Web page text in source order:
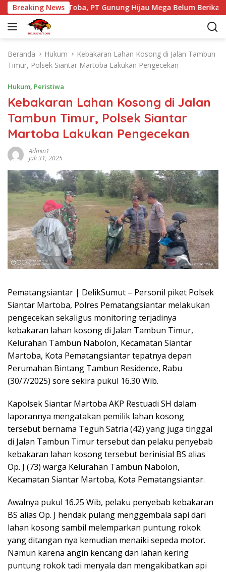
a
Breaking News
Tao Toba, PT Gunung Hijau Mega Belum Berikan
Beranda Hukum
Kebakaran Lahan Kosong di Jalan Tambun
Timur, Polsek Siantar Martoba Lakukan Pengecekan
Hukum, Peristiwa
Kebakaran Lahan Kosong di Jalan
Tambun Timur, Polsek Siantar
Martoba Lakukan Pengecekan
Admin1
Juli 31, 2025
Pematangsiantar | DelikSumut – Personil piket Polsek
Siantar Martoba, Polres Pematangsiantar melakukan
pengecekan sekaligus monitoring terjadinya
kebakaran lahan kosong di Jalan Tambun Timur,
Kelurahan Tambun Nabolon, Kecamatan Siantar
Martoba, Kota Pematangsiantar tepatnya depan
Perumahan Bintang Tambun Residence, Rabu
(30/7/2025) sore sekira pukul 16.30 Wib.
Kapolsek Siantar Martoba AKP Restuadi SH dalam
laporannya mengatakan pemilik lahan kosong
tersebut bernama Teguh Satria (42) yang juga tinggal
di Jalan Tambun Timur tersebut dan pelaku penyebab
kebakaran lahan kosong tersebut berinisial BS alias
Op. J (73) warga Kelurahan Tambun Nabolon,
Kecamatan Siantar Martoba, Kota Pematangsiantar.
Awalnya pukul 16.25 Wib, pelaku penyebab kebakaran
BS alias Op. J hendak pulang menggembala sapi dari
lahan kosong sambil melemparkan puntung rokok
yang ditangan nya kemudian menaiki sepeda motor.
Namun karena angin kencang dan lahan kering
puntung rokok tadi menyala dan mengakibatkan api